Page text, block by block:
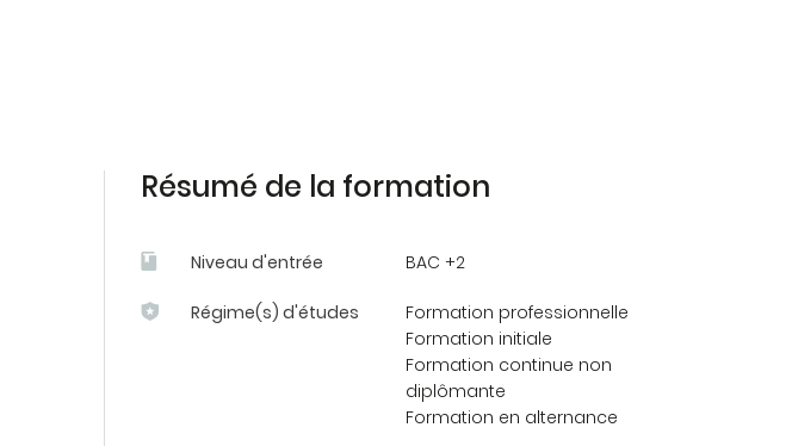
Résumé de la formation
Niveau d'entrée BAC +2
Régime(s) d'études
Formation professionnelle
Formation initiale
Formation continue non
diplômante
Formation en alternance